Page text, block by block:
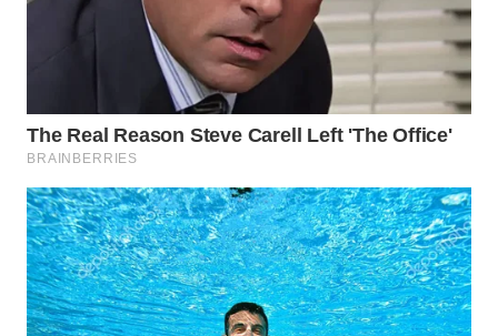
SUMEDANG
WN
KEPULAUAN
SERIBU
WN
TANGERANG